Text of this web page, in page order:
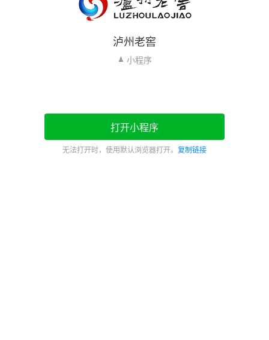
泸州老窖
小程序
打开小程序
无法打开时，使用默认浏览器打开。 复制链接